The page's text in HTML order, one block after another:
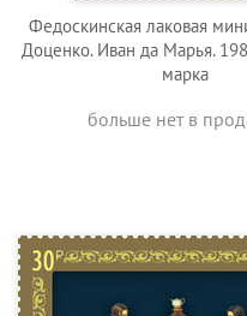
Федоскинская лаковая
Доценко. Иван да Марья.
марка
больше нет в